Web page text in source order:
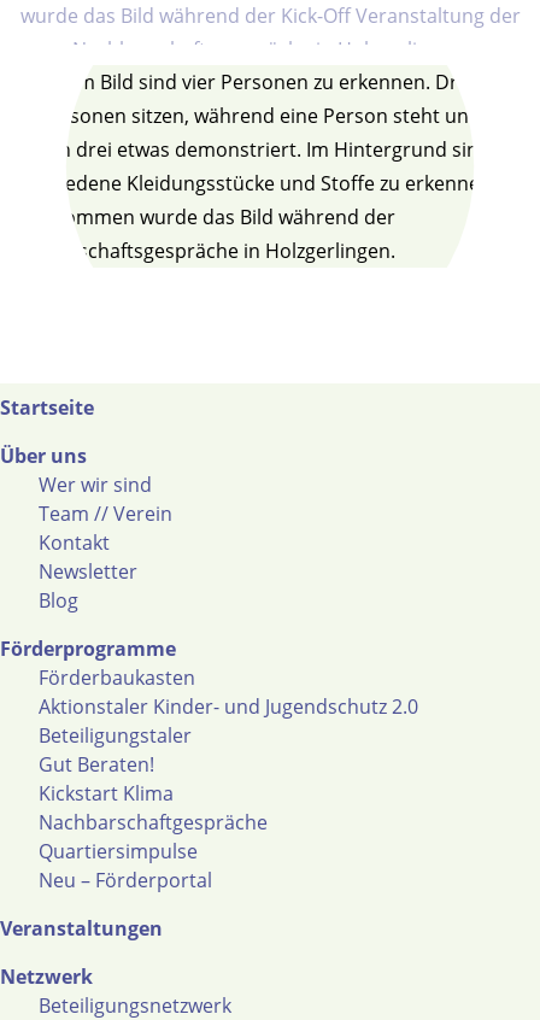
Startseite
Über uns
Wer wir sind
Team // Verein
Kontakt
Newsletter
Blog
Förderprogramme
Förderbaukasten
Aktionstaler Kinder- und Jugendschutz 2.0
Beteiligungstaler
Gut Beraten!
Kickstart Klima
Nachbarschaftgespräche
Quartiersimpulse
Neu – Förderportal
Veranstaltungen
Netzwerk
Beteiligungsnetzwerk